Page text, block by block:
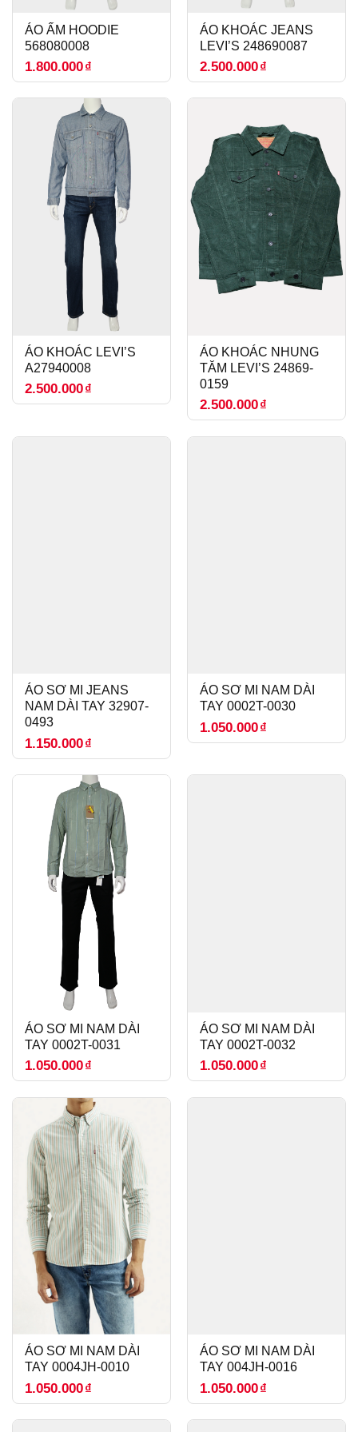
ÁO ẤM HOODIE
568080008
1.800.000₫
ÁO KHOÁC JEANS
LEVI’S 248690087
2.500.000₫
ÁO KHOÁC LEVI’S
A27940008
2.500.000₫
ÁO KHOÁC NHUNG
TĂM LEVI’S 24869-
0159
2.500.000₫
ÁO SƠ MI JEANS
NAM DÀI TAY 32907-
0493
1.150.000₫
ÁO SƠ MI NAM DÀI
TAY 0002T-0030
1.050.000₫
ÁO SƠ MI NAM DÀI
TAY 0002T-0031
1.050.000₫
ÁO SƠ MI NAM DÀI
TAY 0002T-0032
1.050.000₫
ÁO SƠ MI NAM DÀI
TAY 0004JH-0010
1.050.000₫
ÁO SƠ MI NAM DÀI
TAY 004JH-0016
1.050.000₫